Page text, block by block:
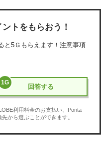
トをもらおう！
と 5Ｇ もらえます！注意事項
1G
回答する
利用料金のお支払い、Ponta
から選ぶことができます。